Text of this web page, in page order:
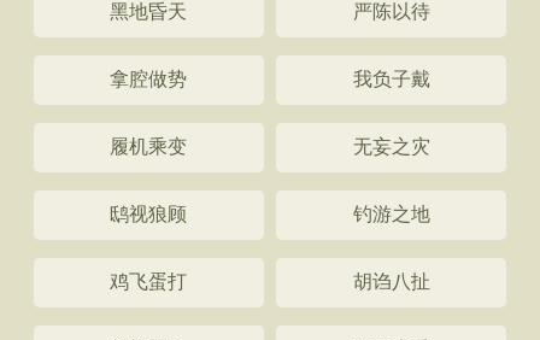
黑地昏天 严陈以待
拿腔做势 我负子戴
履机乘变 无妄之灾
鸱视狼顾 钓游之地
鸡飞蛋打 胡诌八扯